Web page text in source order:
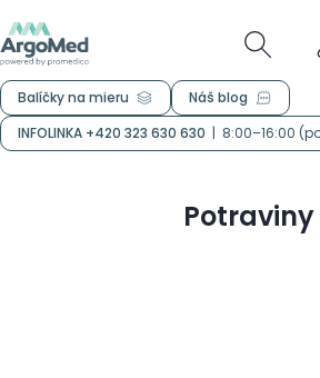
Balíčky na mieru
Náš blog
INFOLINKA +420 323 630 630 | 8:00–16:00
Potraviny